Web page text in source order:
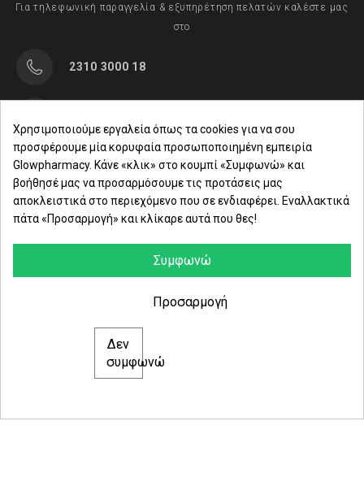
Για τηλεφωνική παραγγελία & εξυπηρέτηση πελατών καλέστε μας
στο
2310 3000 18
Δευ. - Παρ.: 8:00 - 21:00
Σάββατο: 09:00-15:00
ΕΤΑΙΡΕΙΑ
© 2021 glowpharmacy.gr
Χρησιμοποιούμε εργαλεία όπως τα cookies για να σου
προσφέρουμε μία κορυφαία προσωποποιημένη εμπειρία
Glowpharmacy. Κάνε «κλικ» στο κουμπί «Συμφωνώ» και
βοήθησέ μας να προσαρμόσουμε τις προτάσεις μας
αποκλειστικά στο περιεχόμενο που σε ενδιαφέρει. Εναλλακτικά
πάτα «Προσαρμογή» και κλίκαρε αυτά που θες!
Συμφωνώ
Δεν
συμφωνώ
Προσαρμογή